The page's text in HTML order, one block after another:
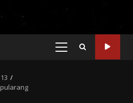
PRIMARY
13